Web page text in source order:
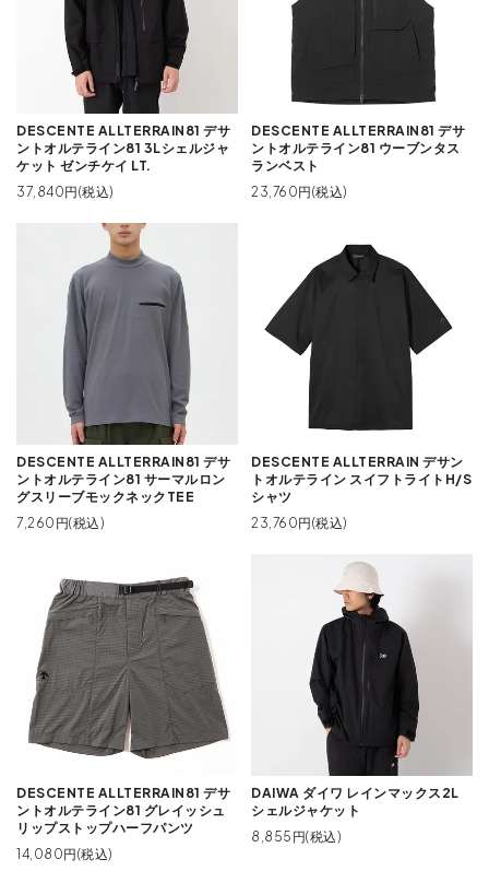
DESCENTE ALLTERRAIN81 デサ
ントオルテライン81 3Lシェルジャ
ケット ゼンチケイ LT.
37,840円(税込)
DESCENTE ALLTERRAIN81 デサ
ントオルテライン81 ウーブンタス
ランベスト
23,760円(税込)
DESCENTE ALLTERRAIN81 デサ
ントオルテライン81 サーマルロン
グスリーブモックネックTEE
7,260円(税込)
DESCENTE ALLTERRAIN デサン
トオルテライン スイフトライトH/S
シャツ
23,760円(税込)
DESCENTE ALLTERRAIN81 デサ
ントオルテライン81 グレイッシュ
リップストップハーフパンツ
14,080円(税込)
DAIWA ダイワ レインマックス2L
シェルジャケット
8,855円(税込)